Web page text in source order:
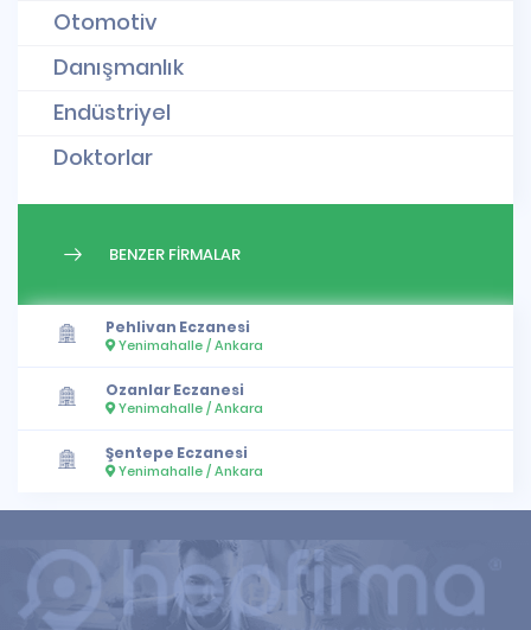
Otomotiv
Danışmanlık
Endüstriyel
Doktorlar
BENZER FİRMALAR
Pehlivan Eczanesi
Yenimahalle / Ankara
Ozanlar Eczanesi
Yenimahalle / Ankara
Şentepe Eczanesi
Yenimahalle / Ankara